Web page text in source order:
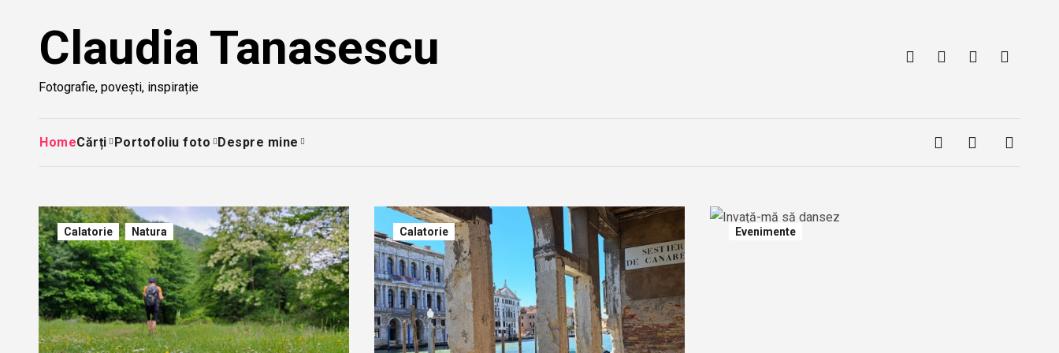
Claudia Tanasescu
Fotografie, povești, inspirație
HomeCărți Portofoliu foto Despre mine
Calatorie Natura Calatorie Evenimente